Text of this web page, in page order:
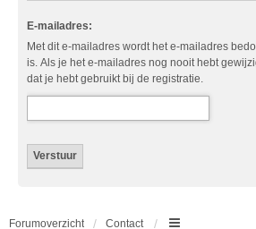
E-mailadres:
Met dit e-mailadres wordt het e-mailadres
is. Als je het e-mailadres nog nooit hebt
dat je hebt gebruikt bij de registratie.
Forumoverzicht Contact